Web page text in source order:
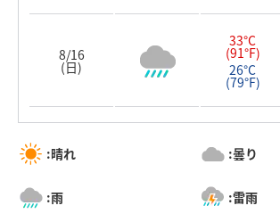
8/16
(日)
33°C
(91°F)
26°C
(79°F)
:晴れ :曇り
:雨 :雷雨